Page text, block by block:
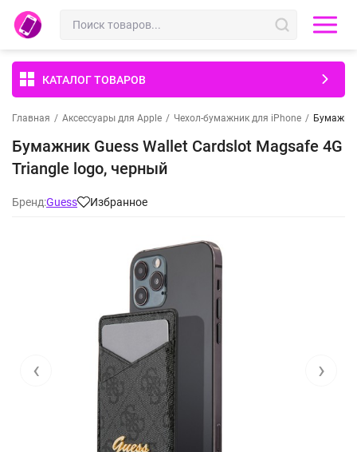
КАТАЛОГ ТОВАРОВ
Главная / Аксессуары для Apple / Чехол-бумажник для iPhone /
Бумажник Guess Wallet Cardslot Magsafe 4G
Triangle logo, черный
Бренд:Guess Избранное
‹ ›